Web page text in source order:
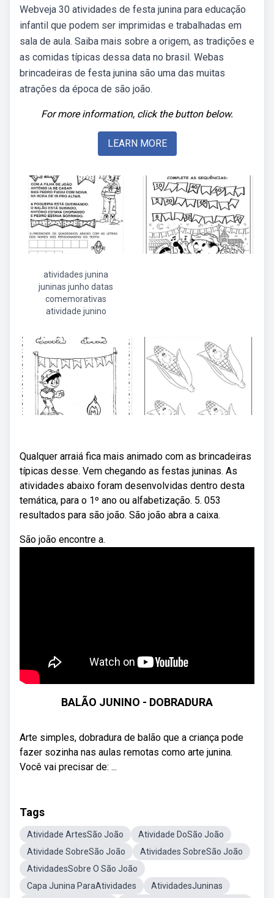
Webveja 30 atividades de festa junina para educação
infantil que podem ser imprimidas e trabalhadas em
sala de aula. Saiba mais sobre a origem, as tradições e
as comidas típicas dessa data no brasil. Webas
brincadeiras de festa junina são uma das muitas
atrações da época de são joão.
For more information, click the button below.
LEARN MORE
atividades junina
juninas junho datas
comemorativas
atividade junino
Qualquer arraiá fica mais animado com as brincadeiras
típicas desse. Vem chegando as festas juninas. As
atividades abaixo foram desenvolvidas dentro desta
temática, para o 1º ano ou alfabetização. 5. 053
resultados para são joão. São joão abra a caixa.
São joão encontre a.
BALÃO JUNINO - DOBRADURA
Arte simples, dobradura de balão que a criança pode
fazer sozinha nas aulas remotas como arte junina.
Você vai precisar de: ...
Tags
Atividade ArtesSão João
Atividade DoSão João
Atividade SobreSão João
Atividades SobreSão João
AtividadesSobre O São João
Capa Junina ParaAtividades
AtividadesJuninas